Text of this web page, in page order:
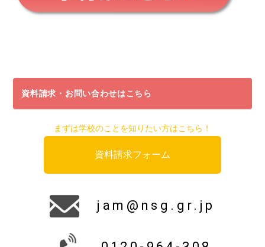
資料請求・お問い合わせはこちら
まずは学校のことを知りたい方はこちら！
資料請求フォーム
jam@nsg.gr.jp